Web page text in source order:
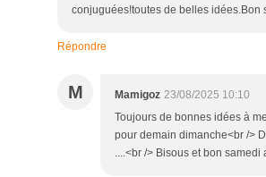
conjuguées!toutes de belles idées.Bon
Répondre
M Mamigoz 23/08/2025 10:10
Toujours de bonnes idées à
pour demain dimanche<br />
....<br /> Bisous et bon samedi